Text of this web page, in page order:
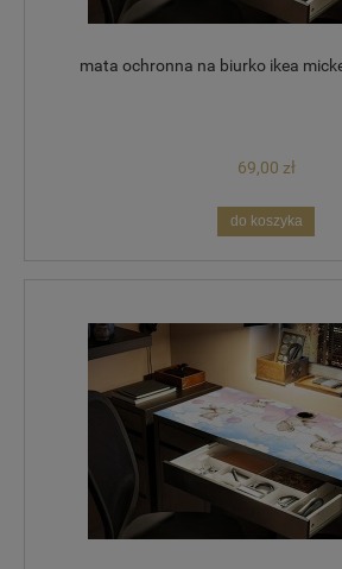
mata ochronna na biurko ikea
69,00 zł
do koszyka